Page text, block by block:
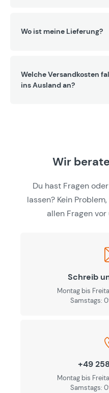
Wo ist meine Lieferung?
Welche Versandkosten
ins Ausland an?
Wir
Du hast Fragen
lassen? Kein
allen Fragen
Schreib
Montag bis
Samstags:
+49
Montag bis
Samstags: